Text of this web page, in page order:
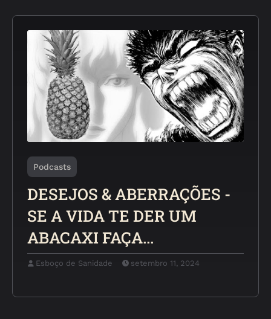
Podcasts
DESEJOS & ABERRAÇÕES -
SE A VIDA TE DER UM
ABACAXI FAÇA...
Esboço de Sanidade setembro 11, 2024